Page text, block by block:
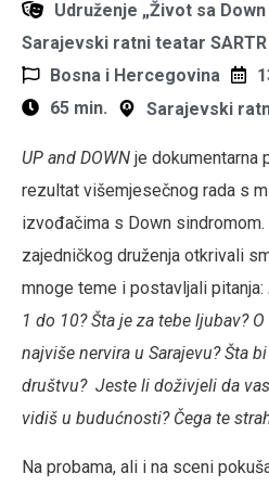
Udruženje „Život sa
Sarajevski ratni teatar SARTR
Bosna i Hercegovina
65 min.
Sarajevski
UP and DOWN je dokumentarna
rezultat višemjesečnog rada s
izvođačima s Down
zajedničkog druženja otkrivali
mnoge teme i postavljali pitanja:
1 do 10? Šta je za tebe ljubav?
najviše nervira u Sarajevu? Šta
društvu? Jeste li doživjeli da
vidiš u budućnosti? Čega te
Na probama, ali i na sceni